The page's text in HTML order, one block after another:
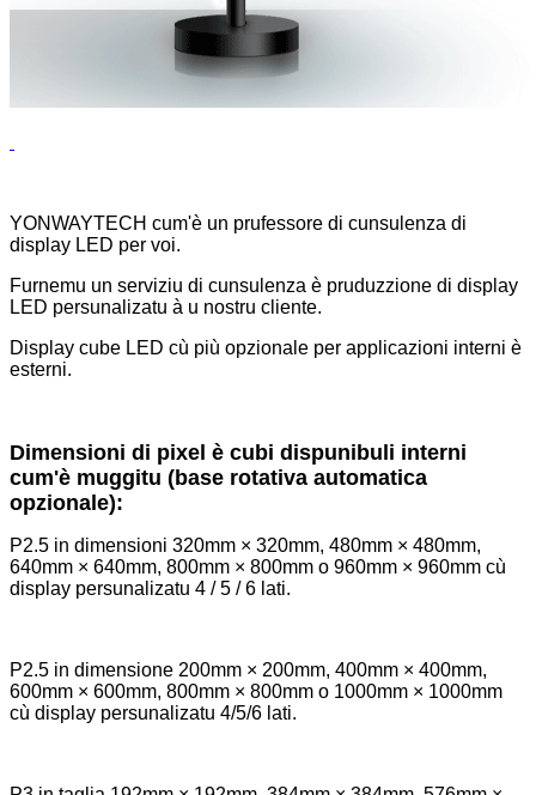
YONWAYTECH cum'è un prufessore di cunsulenza di
display LED per voi.
Furnemu un serviziu di cunsulenza è pruduzzione di display
LED persunalizatu à u nostru cliente.
Display cube LED cù più opzionale per applicazioni interni è
esterni.
Dimensioni di pixel è cubi dispunibuli interni
cum'è muggitu (base rotativa automatica
opzionale):
P2.5 in dimensioni 320mm × 320mm, 480mm × 480mm,
640mm × 640mm, 800mm × 800mm o 960mm × 960mm cù
display persunalizatu 4 / 5 / 6 lati.
P2.5 in dimensione 200mm × 200mm, 400mm × 400mm,
600mm × 600mm, 800mm × 800mm o 1000mm × 1000mm
cù display persunalizatu 4/5/6 lati.